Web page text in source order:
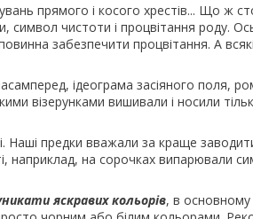
прямого і косого хрестів... Що ж
символ чистоти і процвітання роду.
забезпечити процвітання. А всякі
ідеограма засіяного поля,
візерунками вишивали і носили
предки вважали за краще
наприклад, на сорочках випарювали
яскравих кольорів, в